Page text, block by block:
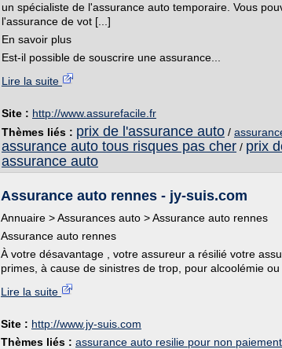
un spécialiste de l'assurance auto temporaire. Vous
l'assurance de vot [...]
En savoir plus
Est-il possible de souscrire une assurance...
Lire la suite
Site : http://www.assurefacile.fr
Thèmes liés : prix de l'assurance auto /
assurance auto tous risques pas cher / prix
assurance auto
Assurance auto rennes - jy-suis.com
Annuaire > Assurances auto > Assurance auto rennes
Assurance auto rennes
À votre désavantage , votre assureur a résilié votre
primes, à cause de sinistres de trop, pour alcoolémie ou
Lire la suite
Site : http://www.jy-suis.com
Thèmes liés : assurance auto resilie pour non